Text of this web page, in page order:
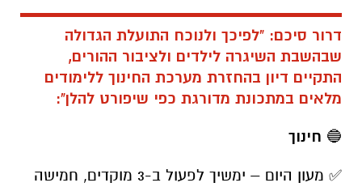
דרור סיכם: "לפיכך ולנוכח התועלת הגדולה
שבהשבת השיגרה לילדים ולציבור ההורים,
התקיים דיון בהחזרת מערכת החינוך ללימודים
מלאים במתכונת מדורגת כפי שיפורט להלן":
🔵 חינוך
✅ מעון היום – ימשיך לפעול ב-3 מוקדים, חמישה